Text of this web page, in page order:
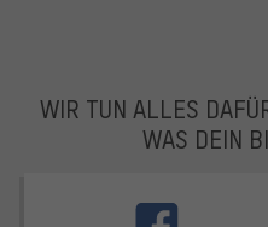
WIR TUN ALLES
WAS DEIN